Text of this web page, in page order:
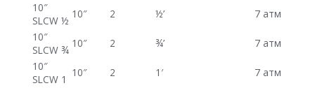
10″
SLСW ½
10″ 2 ½’
7 атм
10″
SLCW ¾
10″ 2 ¾’
7 атм
10″
SLCW 1
10″ 2 1′
7 атм